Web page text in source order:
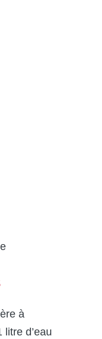
à
d’eau